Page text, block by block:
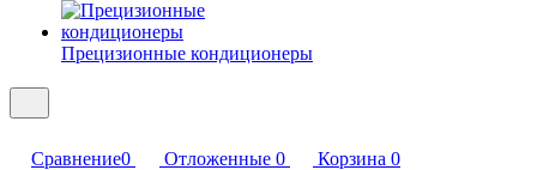
Прецизионные кондиционеры
Сравнение0 Отложенные 0 Корзина 0